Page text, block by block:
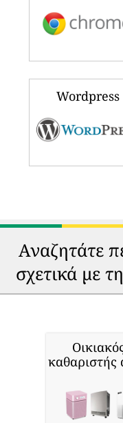
Wordpress
Αναζητάτε
σχετικά με
καθαριστής